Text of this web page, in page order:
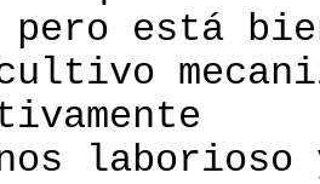
está
y